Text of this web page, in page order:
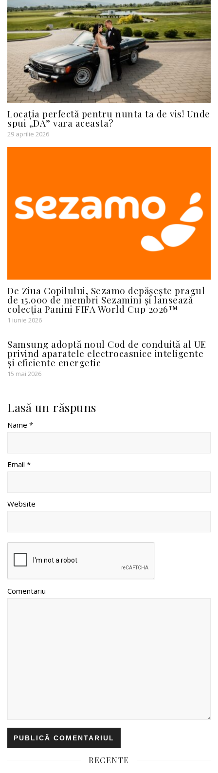
Locația perfectă pentru nunta ta de vis! Unde
spui „DA” vara aceasta?
29 aprilie 2026
De Ziua Copilului, Sezamo depășește pragul
de 15.000 de membri Sezamini și lansează
colecția Panini FIFA World Cup 2026™
1 iunie 2026
Samsung adoptă noul Cod de conduită al UE
privind aparatele electrocasnice inteligente
și eficiente energetic
15 mai 2026
Lasă un răspuns
Name *
Email *
Website
Comentariu
RECENTE